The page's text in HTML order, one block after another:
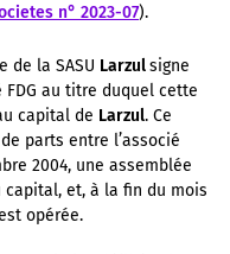
n° 2023-07).
de la SASU Larzulsigne
FDG au titre duquel cette
capital de Larzul. Ce
parts entre l’associé
2004, une assemblée
capital, et, à la fin du mois
opérée.